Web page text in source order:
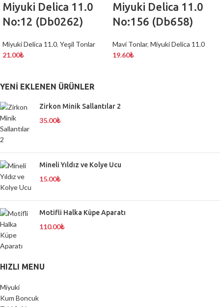
Miyuki Delica 11.0
No:12 (Db0262)
Miyuki Delica 11.0, Yeşil Tonlar
21.00₺
Miyuki Delica 11.0
No:156 (Db658)
Mavi Tonlar, Miyuki Delica 11.0
19.60₺
YENI EKLENEN ÜRÜNLER
Zirkon Minik Sallantılar 2
35.00₺
Mineli Yıldız ve Kolye Ucu
15.00₺
Motifli Halka Küpe Aparatı
110.00₺
HIZLI MENU
Miyuki
Kum Boncuk